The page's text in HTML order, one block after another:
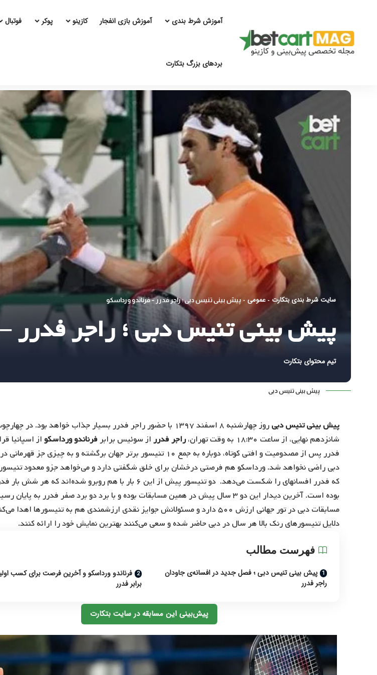
آموزش شرط بندی آموزش بازی انفجار کازینو پوکر فوتبال
بردهای بزرگ بتکارت
سایت شرط بندی بتکارت - عمومی - پیش بینی تنیس دبی ؛ راجر فدرر – فرناندو ورداسکو
پیش بینی تنیس دبی ؛ راجر فدرر
تیم محتوای بتکارت
پیش بینی تنیس دبی
پیش بینی تنیس دبی
روز چهارشنبه ۸ اسفند ۱۳۹۷ با حضور راجر فدرر بسیار جذاب خواهد بود. در
شانزدهم نهایی، از ساعت ۱۸:۳۰ به وقت تهران،
راجر فدرراز سوئیس برابرفرناندو ورداسکواز اسپانیا
فدرر پس از مصدومیت و افتی کوتاه، دوباره به جمع ۱۰ تنیسور برتر جهان برگشته و به چیزی جز
دبی راضی نخواهد شد. ورداسکو هم فرصتی درخشان برای خلق شگفتی دارد و می‌خواهد جزو معدود
که فدرر افسانهای را شکست می‌دهد. دو تنیسور پیش از این ۶ بار با هم روبرو شده‌اند که هر
بوده است. آخرین دیدار این دو ۳ سال پیش در همین مسابقات بوده و با برد دو برد صفر فدرر به
مسابقات دبی در تور جهانی ارزش ۵۰۰ دارد و مسئولانش جوایز نقدی ارزشمندی هم به تنیسورها
دلایل تنیسورهای رنک بالا هر سال در دبی حاضر شده و سعی می‌کنند بهترین نمایش خود را ارائه کنند.
فهرست مطالب
پیش بینی تنیس دبی ؛ فصل جدید در افسانه‌ی جاودان
راجر فدرر
فرناندو ورداسکو و آخرین فرصت برای کسب
برابر فدرر
پیش‌بینی این مسابقه در سایت بتکارت